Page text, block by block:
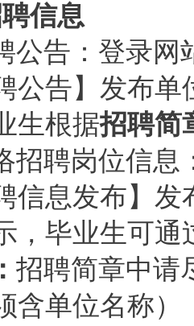
信息
公告：登录网
公告】发布单
生根据招聘简
招聘岗位信息
信息发布】
，毕业生可
招聘简章中请
含单位名称